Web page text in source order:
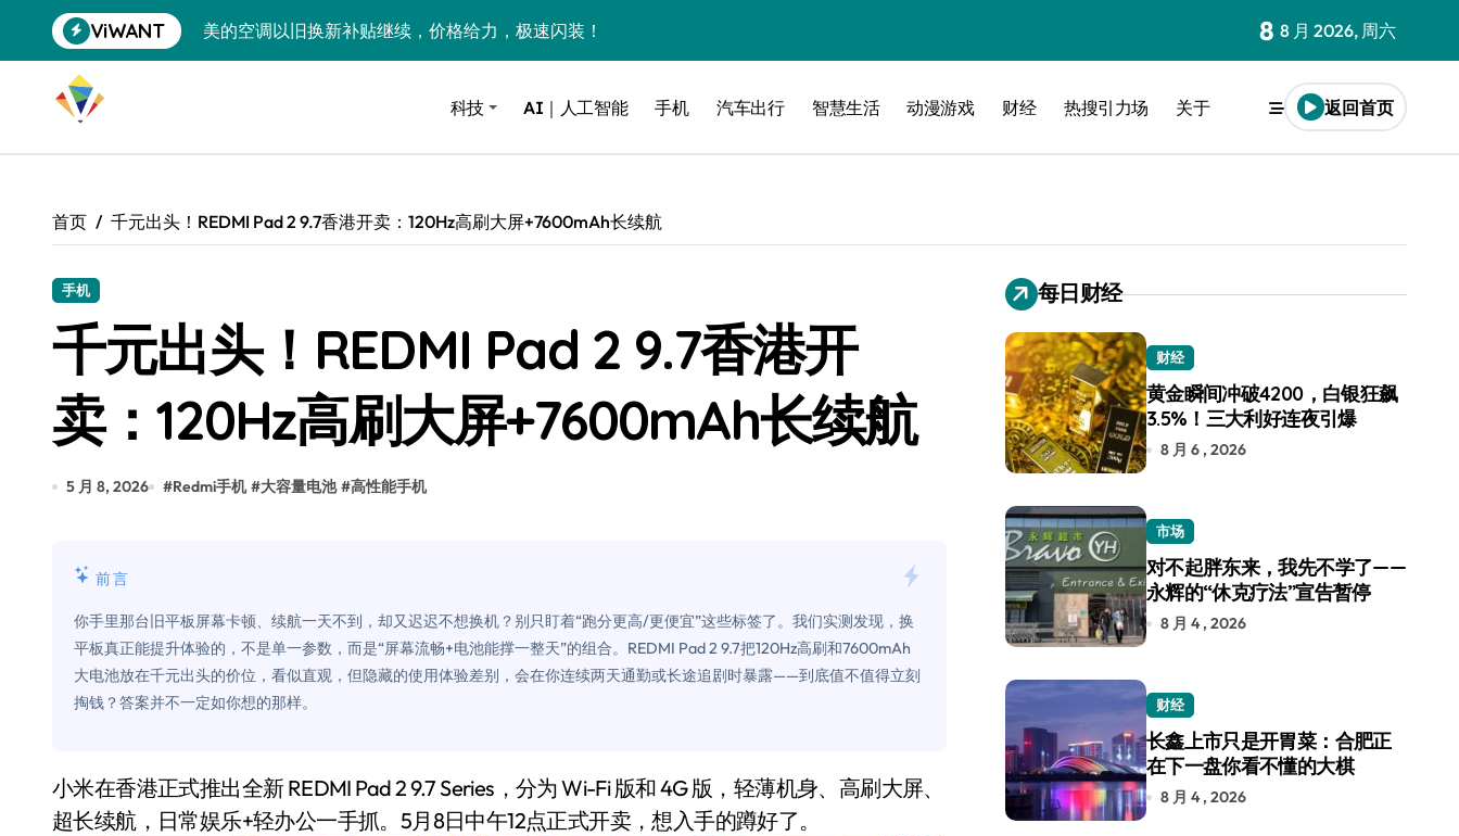
到
ViWANT
美的空调以旧换新补贴继续，价格给力，极速闪装！
黄金瞬间冲破4200，白银狂飙3.5%！三大利好连夜引爆
特斯拉中国卖第五，丰田一季净赚两个比亚迪——中国车企该醒醒了
Xbox七月大崩盘：裁员3200、卖工作室、网络瘫了，微软这次真急了
谷歌DeepMind创始人辞去CEO，但继续“垂帘听政”？
全球最小U盘，容量却碾压iPhone 17顶配？闪迪这波操作太狠了
400层堆叠、性能翻倍 三星把最新存储技术给了AI
别再用汽车USB给MacBook充电了！老司机教你3招真·快充
花钱买宝马，启动先看蜘蛛侠？”车主怒了：车内不是广告屏！
维修店最怕的“作死”操作：把手机塞冰箱，你中招了吗？
8 8 月 2026, 周六
科技 AI｜人工智能 手机 汽车出行 智慧生活 动漫游戏 财经 热搜引力场 关于 返回首页
首页 千元出头！REDMI Pad 2 9.7香港开卖：120Hz高刷大屏+7600mAh长续航
手机
千元出头！REDMI Pad 2 9.7香港开
卖：120Hz高刷大屏+7600mAh长续航
5 月 8, 2026 #Redmi手机 #大容量电池 #高性能手机
前言
你手里那台旧平板屏幕卡顿、续航一天不到，却又迟迟不想换机？别只盯着“跑分更高/更便宜”这些标签了。我们实测发现，换
平板真正能提升体验的，不是单一参数，而是“屏幕流畅+电池能撑一整天”的组合。REDMI Pad 2 9.7把120Hz高刷和7600mAh
大电池放在千元出头的价位，看似直观，但隐藏的使用体验差别，会在你连续两天通勤或长途追剧时暴露——到底值不值得立刻
掏钱？答案并不一定如你想的那样。
小米在香港正式推出全新 REDMI Pad 2 9.7 Series，分为 Wi-Fi 版和 4G 版，轻薄机身、高刷大屏、
超长续航，日常娱乐+轻办公一手抓。5月8日中午12点正式开卖，想入手的蹲好了。
每日财经
财经
黄金瞬间冲破4200，白银狂飙
3.5%！三大利好连夜引爆
8 月 6 , 2026
市场
对不起胖东来，我先不学了——
永辉的“休克疗法”宣告暂停
8 月 4 , 2026
财经
长鑫上市只是开胃菜：合肥正
在下一盘你看不懂的大棋
8 月 4 , 2026